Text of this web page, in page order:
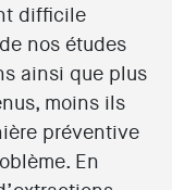
difficile
nos études
ainsi que plus
moins ils
préventive
En